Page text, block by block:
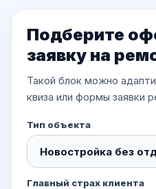
Подберите
заявку на
Такой блок можно
квиза или формы заявки
Тип объекта
Главный страх клиента